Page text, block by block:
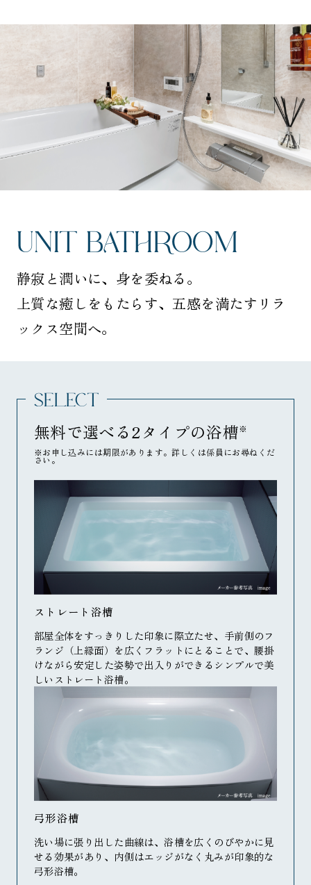
UNIT BATHROOM
静寂と潤いに、身を委ねる。
上質な癒しをもたらす、五感を満たすリラ
ックス空間へ。
SELECT
無料で選べる2タイプの浴槽※
※お申し込みには期限があります。詳しくは係員にお尋ねくだ
さい。
ストレート浴槽
部屋全体をすっきりした印象に際立たせ、手前側のフ
ランジ（上縁面）を広くフラットにとることで、腰掛
けながら安定した姿勢で出入りができるシンプルで美
しいストレート浴槽。
弓形浴槽
洗い場に張り出した曲線は、浴槽を広くのびやかに見
せる効果があり、内側はエッジがなく丸みが印象的な
弓形浴槽。